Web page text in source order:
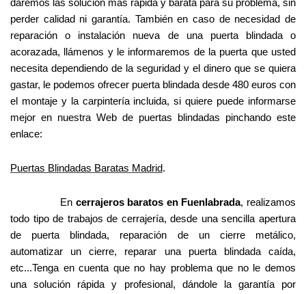
daremos las solución mas rápida y barata para su problema, sin
perder calidad ni garantía. También en caso de necesidad de
reparación o instalación nueva de una puerta blindada o
acorazada, llámenos y le informaremos de la puerta que usted
necesita dependiendo de la seguridad y el dinero que se quiera
gastar, le podemos ofrecer puerta blindada desde 480 euros con
el montaje y la carpintería incluida, si quiere puede informarse
mejor en nuestra Web de puertas blindadas pinchando este
enlace:
Puertas Blindadas Baratas Madrid.
En cerrajeros baratos en Fuenlabrada, realizamos
todo tipo de trabajos de cerrajería, desde una sencilla apertura
de puerta blindada, reparación de un cierre metálico,
automatizar un cierre, reparar una puerta blindada caída,
etc...Tenga en cuenta que no hay problema que no le demos
una solución rápida y profesional, dándole la garantía por